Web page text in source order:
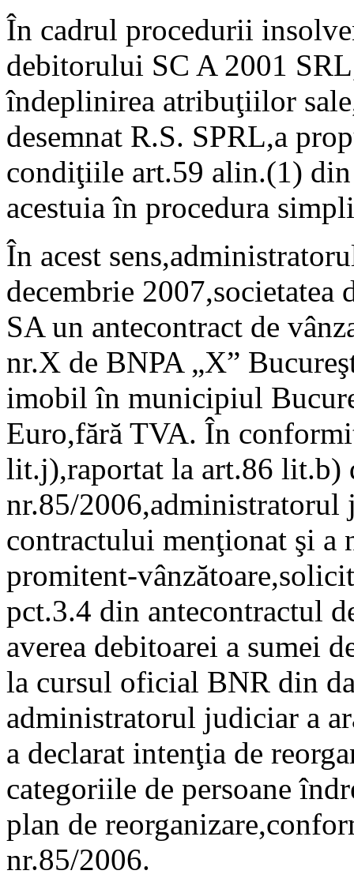
În cadrul procedurii
debitorului SC A 2001
îndeplinirea atribuţiilor
desemnat R.S. SPRL,a
condiţiile art.59 alin.(1)
acestuia în procedura
În acest
decembrie
SA un antecontract de
nr.X de BNPA „X”
imobil în municipiul
Euro,fără TVA. În
lit.j),raportat la art.86 lit.b)
nr.85/2006,administratorul
contractului menţionat şi a
promitent-
pct.3.4 din antecontractul
averea debitoarei a sumei
la cursul oficial BNR din
administratorul judiciar a
a declarat intenţia de
categoriile de persoane
plan de
nr.85/2006.